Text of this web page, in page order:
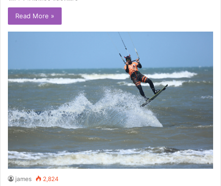
Read More »
james 2,824